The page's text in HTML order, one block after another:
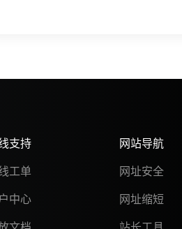
支持
工单
中心
网站导航
网址安全
网址缩短